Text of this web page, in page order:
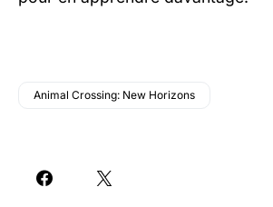
Animal Crossing: New Horizons